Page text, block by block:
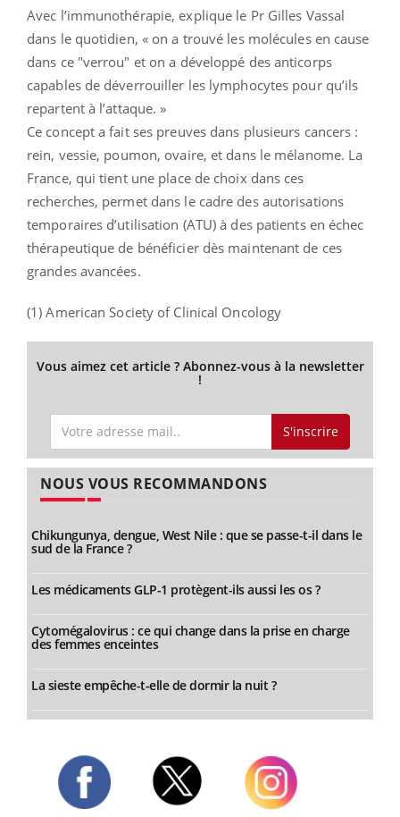
Avec l’immunothérapie, explique le Pr Gilles Vassal
dans le quotidien, « on a trouvé les molécules en cause
dans ce "verrou" et on a développé des anticorps
capables de déverrouiller les lymphocytes pour qu’ils
repartent à l’attaque. »
Ce concept a fait ses preuves dans plusieurs cancers :
rein, vessie, poumon, ovaire, et dans le mélanome. La
France, qui tient une place de choix dans ces
recherches, permet dans le cadre des autorisations
temporaires d’utilisation (ATU) à des patients en échec
thérapeutique de bénéficier dès maintenant de ces
grandes avancées.
(1) American Society of Clinical Oncology
Vous aimez cet article ? Abonnez-vous à la newsletter
!
S'inscrire
NOUS VOUS RECOMMANDONS
Chikungunya, dengue, West Nile : que se passe-t-il dans le
sud de la France ?
Les médicaments GLP-1 protègent-ils aussi les os ?
Cytomégalovirus : ce qui change dans la prise en charge
des femmes enceintes
La sieste empêche-t-elle de dormir la nuit ?